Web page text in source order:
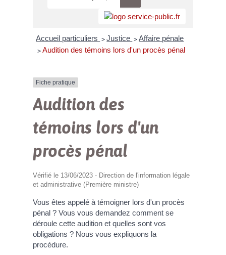
Accueil particuliers > Justice > Affaire pénale
> Audition des témoins lors d'un procès pénal
Fiche pratique
Audition des
témoins lors d'un
procès pénal
Vérifié le 13/06/2023 - Direction de l'information légale
et administrative (Première ministre)
Vous êtes appelé à témoigner lors d'un procès
pénal ? Vous vous demandez comment se
déroule cette audition et quelles sont vos
obligations ? Nous vous expliquons la
procédure.